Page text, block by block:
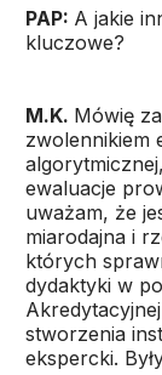
PAP: A jakie
kluczowe?
M.K. Mówię
zwolennikiem
ewaluacje
uważam, że
miarodajna i
których
dydaktyki w
stworzenia
ekspercki.